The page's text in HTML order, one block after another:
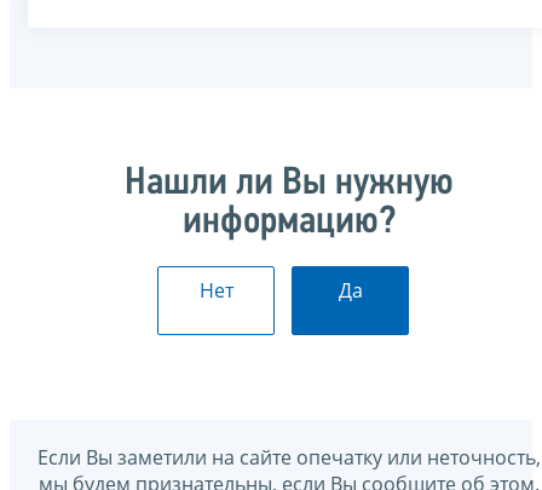
Нашли ли Вы нужную
информацию?
Нет Да
Если Вы заметили на сайте опечатку или неточность,
мы будем признательны, если Вы сообщите об этом.